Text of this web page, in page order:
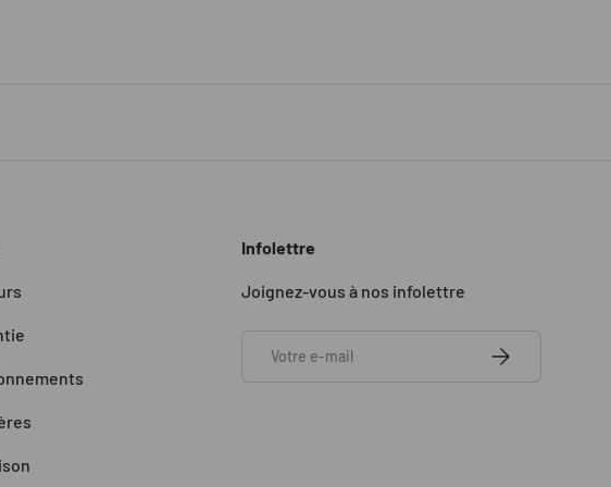
Infolettre
Joignez-vous à nos infolettre
S’INSCRIRE